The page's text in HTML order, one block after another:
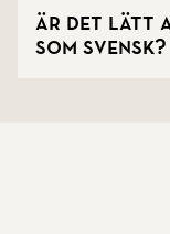
Är det lätt
som svensk?